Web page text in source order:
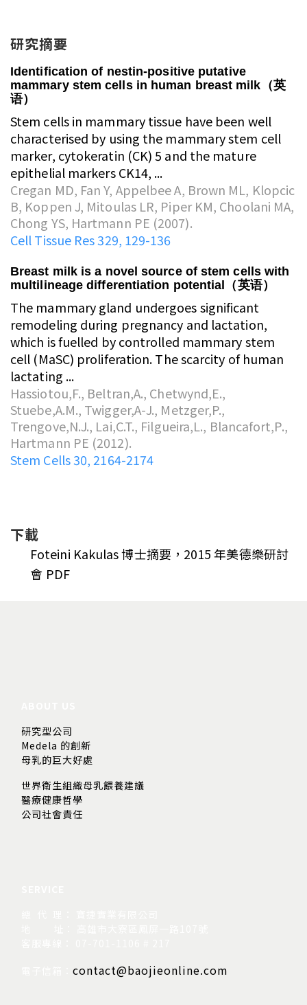
研究摘要
Identification of nestin-positive putative
mammary stem cells in human breast milk（英
语）
Stem cells in mammary tissue have been well
characterised by using the mammary stem cell
marker, cytokeratin (CK) 5 and the mature
epithelial markers CK14, ...
Cregan MD, Fan Y, Appelbee A, Brown ML, Klopcic
B, Koppen J, Mitoulas LR, Piper KM, Choolani MA,
Chong YS, Hartmann PE (2007).
Cell Tissue Res 329, 129-136
Breast milk is a novel source of stem cells with
multilineage differentiation potential（英语）
The mammary gland undergoes significant
remodeling during pregnancy and lactation,
which is fuelled by controlled mammary stem
cell (MaSC) proliferation. The scarcity of human
lactating ...
Hassiotou,F., Beltran,A., Chetwynd,E.,
Stuebe,A.M., Twigger,A-J., Metzger,P.,
Trengove,N.J., Lai,C.T., Filgueira,L., Blancafort,P.,
Hartmann PE (2012).
Stem Cells 30, 2164-2174
下載
Foteini Kakulas 博士摘要，2015 年美德樂研討
會 PDF
研究型公司
Medela 的創新
母乳的巨大好處
世界衛生組織母乳餵養建議
醫療健康哲學
公司社會責任
contact@baojieonline.com